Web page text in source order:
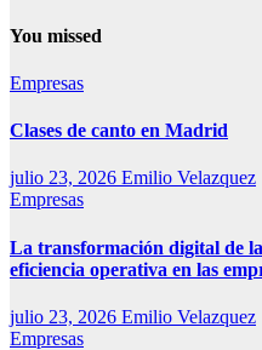
You missed
Empresas
Clases de canto en Madrid
julio 23, 2026 Emilio Velazquez
Empresas
La transformación digital de
eficiencia operativa en las
julio 23, 2026 Emilio Velazquez
Empresas